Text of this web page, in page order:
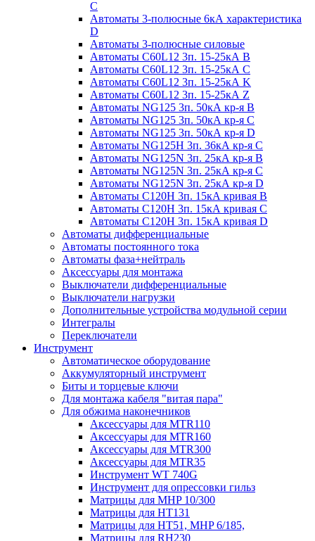
C
Автоматы 3-полюсные 6кА характеристика
D
Автоматы 3-полюсные силовые
Автоматы C60L12 3п. 15-25кА B
Автоматы C60L12 3п. 15-25кА C
Автоматы C60L12 3п. 15-25кА K
Автоматы C60L12 3п. 15-25кА Z
Автоматы NG125 3п. 50кА кр-я B
Автоматы NG125 3п. 50кА кр-я C
Автоматы NG125 3п. 50кА кр-я D
Автоматы NG125H 3п. 36кА кр-я C
Автоматы NG125N 3п. 25кА кр-я B
Автоматы NG125N 3п. 25кА кр-я C
Автоматы NG125N 3п. 25кА кр-я D
Автоматы С120Н 3п. 15кА кривая B
Автоматы С120Н 3п. 15кА кривая C
Автоматы С120Н 3п. 15кА кривая D
Автоматы дифференциальные
Автоматы постоянного тока
Автоматы фаза+нейтраль
Аксессуары для монтажа
Выключатели дифференциальные
Выключатели нагрузки
Дополнительные устройства модульной серии
Интегралы
Переключатели
Инструмент
Автоматическое оборудование
Аккумуляторный инструмент
Биты и торцевые ключи
Для монтажа кабеля "витая пара"
Для обжима наконечников
Аксессуары для MTR110
Аксессуары для MTR160
Аксессуары для MTR300
Аксессуары для MTR35
Инструмент WT 740G
Инструмент для опрессовки гильз
Матрицы для MHP 10/300
Матрицы для НТ131
Матрицы для НТ51, MHP 6/185,
Матрицы для RH230